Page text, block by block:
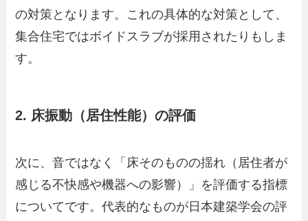
の対策となります。これの具体的な対策として、
集合住宅ではボイドスラブが採用されたりもしま
す。
2. 床振動（居住性能）の評価
次に、音ではなく「床そのものの揺れ（居住者が
感じる不快感や機器への影響）」を評価する指標
についてです。代表的なものが日本建築学会の評